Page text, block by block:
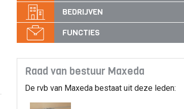
BEDRIJVEN
FUNCTIES
Raad van bestuur Maxeda
De rvb van Maxeda bestaat uit deze leden: